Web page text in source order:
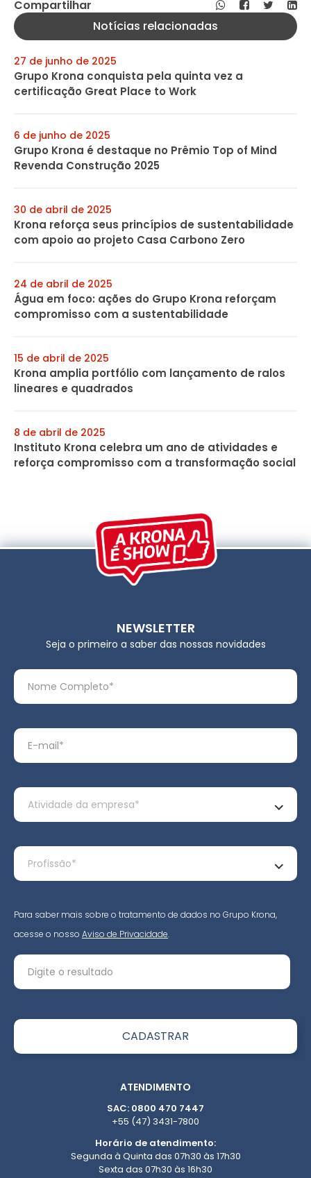
Compartilhar
Notícias relacionadas
27 de junho de 2025
Grupo Krona conquista pela quinta vez a
certificação Great Place to Work
6 de junho de 2025
Grupo Krona é destaque no Prêmio Top of Mind
Revenda Construção 2025
30 de abril de 2025
Krona reforça seus princípios de sustentabilidade
com apoio ao projeto Casa Carbono Zero
24 de abril de 2025
Água em foco: ações do Grupo Krona reforçam
compromisso com a sustentabilidade
15 de abril de 2025
Krona amplia portfólio com lançamento de ralos
lineares e quadrados
8 de abril de 2025
Instituto Krona celebra um ano de atividades e
reforça compromisso com a transformação social
NEWSLETTER
Seja o primeiro a saber das nossas novidades
Para saber mais sobre o tratamento de dados no Grupo Krona,
acesse o nosso Aviso de Privacidade.
ATENDIMENTO
SAC: 0800 470 7447
+55 (47) 3431-7800
Horário de atendimento:
Segunda à Quinta das 07h30 às 17h30
Sexta das 07h30 às 16h30